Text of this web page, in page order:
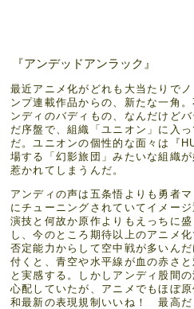
『アンデッドアンラック』
最近アニメ化がどれも大当たりで
ンプ連載作品からの、新たな一角
ンディのバディもの、なんだけど
だ序盤で、組織「ユニオン」に入
だ。ユニオンの個性的な面々は『
場する「幻影旅団」みたいな組織
惹かれてしまうんだ。
アンディの声は五条悟よりも勇者
にチューニングされていてイメー
演技と何故か原作よりもえっちに
し、今のところ期待以上のアニメ
否定能力からして空中戦が多いん
付くと、青空や水平線が血の赤さ
と実感する。しかしアンディ股間
心配していたが、アニメでもほぼ
和最新の表現規制いいね！ 最高だ